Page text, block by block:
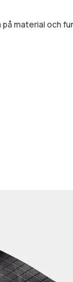
material och